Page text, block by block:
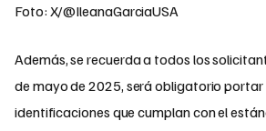
Foto: X/@IleanaGarciaUSA
Además, se recuerda a todos los
de mayo de 2025, será obligatorio portar
identificaciones que cumplan con el